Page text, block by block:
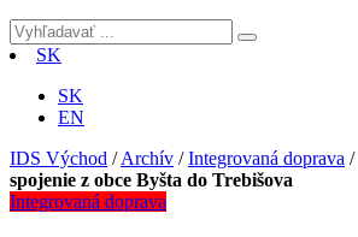
SK
SK
EN
IDS Východ /Archív /Integrovaná doprava /
spojenie z obce Byšta do Trebišova
Integrovaná doprava